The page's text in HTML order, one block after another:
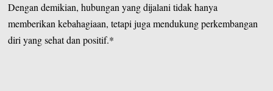
Dengan demikian, hubungan yang dijalani tidak hanya
memberikan kebahagiaan, tetapi juga mendukung perkembangan
diri yang sehat dan positif.*